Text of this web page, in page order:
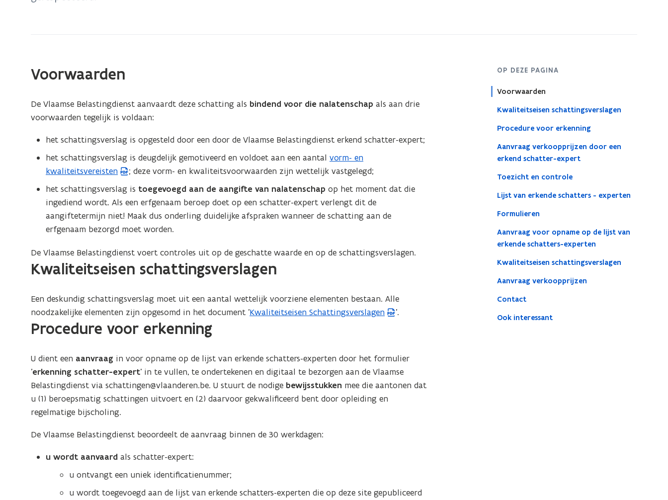
experten
OP DEZE PAGINA
Voorwaarden
Kwaliteitseisen schattingsverslagen
Procedure voor erkenning
Aanvraag verkoopprijzen door een
erkend schatter-expert
Toezicht en controle
Lijst van erkende schatters - experten
Formulieren
Aanvraag voor opname op de lijst van
erkende schatters-experten
Kwaliteitseisen schattingsverslagen
Aanvraag verkoopprijzen
Contact
Ook interessant
Voorwaarden
De Vlaamse Belastingdienst aanvaardt deze schatting als bindend voor die nalatenschap als aan drie
voorwaarden tegelijk is voldaan:
het schattingsverslag is opgesteld door een door de Vlaamse Belastingdienst erkend schatter-expert;
het schattingsverslag is deugdelijk gemotiveerd en voldoet aan een aantalvorm- en
kwaliteitsvereisten
(
P
D
F
b
t
p
t
i
n
n
n
; deze vorm- en kwaliteitsvoorwaarden zijn wettelijk vastgelegd;
het schattingsverslag is toegevoegd aan de aangifte van nalatenschap op het moment dat die
ingediend wordt. Als een erfgenaam beroep doet op een schatter-expert verlengt dit de
aangiftetermijn niet! Maak dus onderling duidelijke afspraken wanneer de schatting aan de
erfgenaam bezorgd moet worden.
De Vlaamse Belastingdienst voert controles uit op de geschatte waarde en op de schattingsverslagen.
Kwaliteitseisen schattingsverslagen
Een deskundig schattingsverslag moet uit een aantal wettelijk voorziene elementen bestaan. Alle
noodzakelijke elementen zijn opgesomd in het document 'Kwaliteitseisen Schattingsverslagen
(
e
t
n
'.
Procedure voor erkenning
U dient een aanvraag in voor opname op de lijst van erkende schatters-experten door het formulier
'erkenning schatter-expert' in te vullen, te ondertekenen en digitaal te bezorgen aan de Vlaamse
Belastingdienst via schattingen@vlaanderen.be. U stuurt de nodige bewijsstukken mee die aantonen dat
u (1) beroepsmatig schattingen uitvoert en (2) daarvoor gekwalificeerd bent door opleiding en
regelmatige bijscholing.
De Vlaamse Belastingdienst beoordeelt de aanvraag binnen de 30 werkdagen:
u wordt aanvaardals schatter-expert:
u ontvangt een uniek identificatienummer;
u wordt toegevoegd aan de lijst van erkende schatters-experten die op deze site gepubliceerd